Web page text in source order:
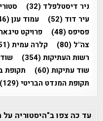
ניר דיסטלפלד (32)
עיר דוד (52) עמוד ענן(146)
פסיפס(48) פרויקט
צה"ל (80) קלרה עמית(51)
רשות העתיקות(354)
שוד עתיקות(60) תקופת
תקופת המנדט הבריטי(129)
עד כה צפו ב"היסטוריה